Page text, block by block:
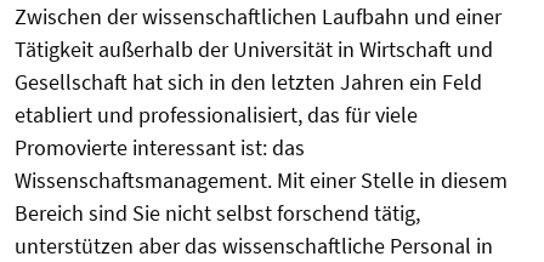
Zwischen der wissenschaftlichen Laufbahn und einer
Tätigkeit außerhalb der Universität in Wirtschaft und
Gesellschaft hat sich in den letzten Jahren ein Feld
etabliert und professionalisiert, das für viele
Promovierte interessant ist: das
Wissenschaftsmanagement. Mit einer Stelle in diesem
Bereich sind Sie nicht selbst forschend tätig,
unterstützen aber das wissenschaftliche Personal in